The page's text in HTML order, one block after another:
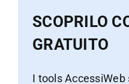
SCOPRILO
GRATUITO
I tools